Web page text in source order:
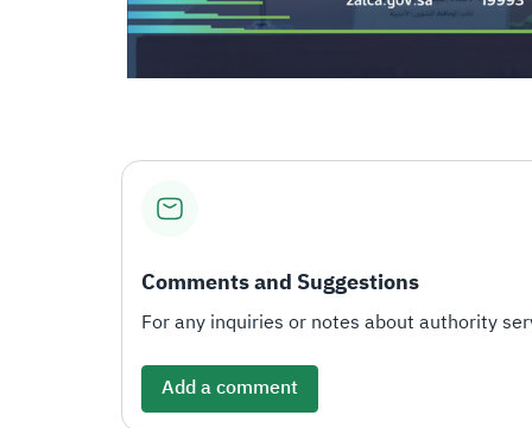
Comments and Suggestions
For any inquiries or notes about authority
Add a comment